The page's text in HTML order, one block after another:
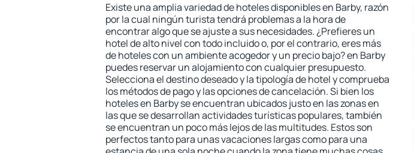
Existe una amplia variedad de hoteles disponibles en Barby, razón
por la cual ningún turista tendrá problemas a la hora de
encontrar algo que se ajuste a sus necesidades. ¿Prefieres un
hotel de alto nivel con todo incluido o, por el contrario, eres más
de hoteles con un ambiente acogedor y un precio bajo? en Barby
puedes reservar un alojamiento con cualquier presupuesto.
Selecciona el destino deseado y la tipología de hotel y comprueba
los métodos de pago y las opciones de cancelación. Si bien los
hoteles en Barby se encuentran ubicados justo en las zonas en
las que se desarrollan actividades turísticas populares, también
se encuentran un poco más lejos de las multitudes. Estos son
perfectos tanto para unas vacaciones largas como para una